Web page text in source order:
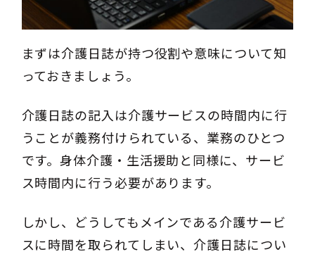
まずは介護日誌が持つ役割や意味について知
っておきましょう。
介護日誌の記入は介護サービスの時間内に行
うことが義務付けられている、業務のひとつ
です。身体介護・生活援助と同様に、サービ
ス時間内に行う必要があります。
しかし、どうしてもメインである介護サービ
スに時間を取られてしまい、介護日誌につい